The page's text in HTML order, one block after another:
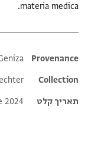
materia medica.
metadata
Provenance
Geniza
Collection
תאריך קלט
2024